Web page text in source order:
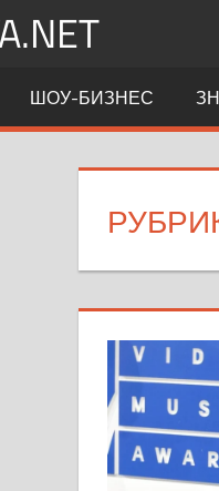
ШОУ-БИЗНЕС